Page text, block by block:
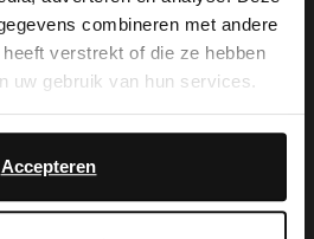
combineren met andere
verstrekt of die ze hebben
uw gebruik van hun services.
Accepteren
-50%
-10% EXTRA
isn't Dutch. Would
English?